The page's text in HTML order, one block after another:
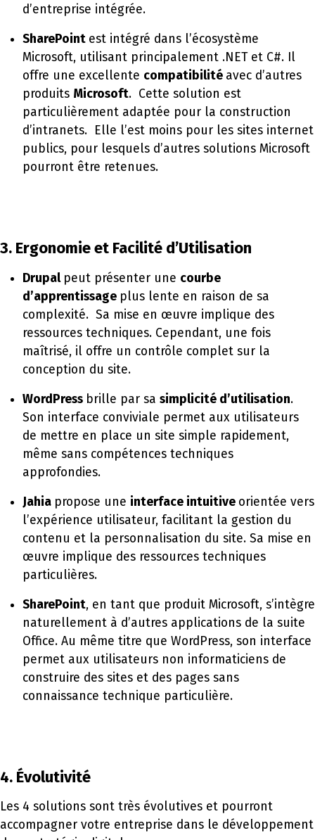
d’entreprise intégrée.
SharePoint est intégré dans l’écosystème
Microsoft, utilisant principalement .NET et C#. Il
offre une excellente compatibilité avec d’autres
produits Microsoft. Cette solution est
particulièrement adaptée pour la construction
d’intranets. Elle l’est moins pour les sites internet
publics, pour lesquels d’autres solutions Microsoft
pourront être retenues.
3. Ergonomie et Facilité d’Utilisation
Drupal peut présenter une courbe
d’apprentissage plus lente en raison de sa
complexité. Sa mise en œuvre implique des
ressources techniques. Cependant, une fois
maîtrisé, il offre un contrôle complet sur la
conception du site.
WordPress brille par sa simplicité d’utilisation.
Son interface conviviale permet aux utilisateurs
de mettre en place un site simple rapidement,
même sans compétences techniques
approfondies.
Jahia propose une interface intuitive orientée vers
l’expérience utilisateur, facilitant la gestion du
contenu et la personnalisation du site. Sa mise en
œuvre implique des ressources techniques
particulières.
SharePoint, en tant que produit Microsoft, s’intègre
naturellement à d’autres applications de la suite
Office. Au même titre que WordPress, son interface
permet aux utilisateurs non informaticiens de
construire des sites et des pages sans
connaissance technique particulière.
4. Évolutivité
Les 4 solutions sont très évolutives et pourront
accompagner votre entreprise dans le développement